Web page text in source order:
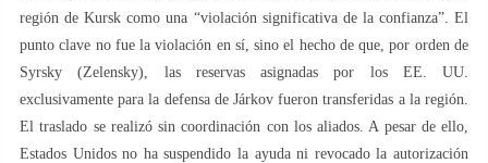
región de Kursk como una “violación significativa de la confianza”. El
punto clave no fue la violación en sí, sino el hecho de que, por orden de
Syrsky (Zelensky), las reservas asignadas por los EE. UU.
exclusivamente para la defensa de Járkov fueron transferidas a la región.
El traslado se realizó sin coordinación con los aliados. A pesar de ello,
Estados Unidos no ha suspendido la ayuda ni revocado la autorización